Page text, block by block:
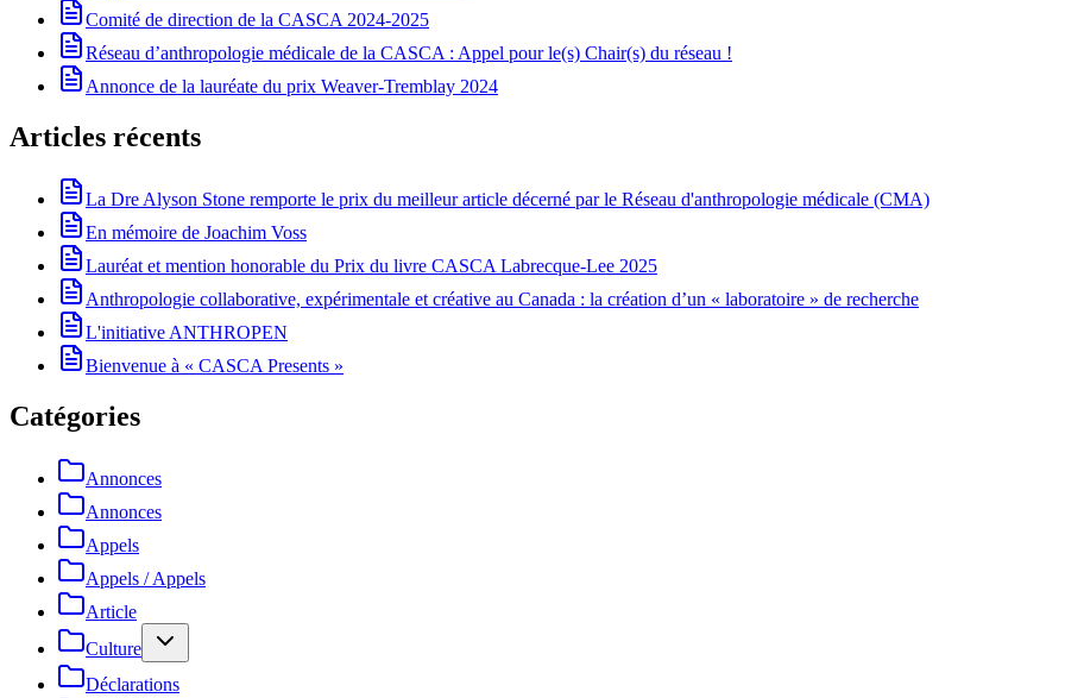
Comité de direction de la CASCA 2024-2025
Réseau d’anthropologie médicale de la CASCA : Appel pour le(s) Chair(s) du réseau !
Annonce de la lauréate du prix Weaver-Tremblay 2024
Articles récents
La Dre Alyson Stone remporte le prix du meilleur article décerné par le Réseau d'anthropologie médicale (CMA)
En mémoire de Joachim Voss
Lauréat et mention honorable du Prix du livre CASCA Labrecque-Lee 2025
Anthropologie collaborative, expérimentale et créative au Canada : la création d’un « laboratoire » de recherche
L'initiative ANTHROPEN
Bienvenue à « CASCA Presents »
Catégories
Annonces
Annonces
Appels
Appels / Appels
Article
Culture
Déclarations